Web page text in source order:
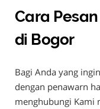
Cara
di Bogor
Bagi Anda yang
dengan penawarn
menghubungi Kami